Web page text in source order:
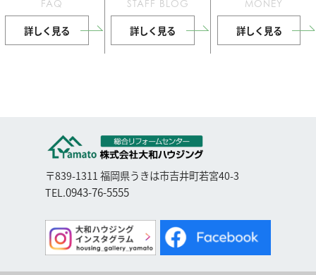
FAQ
詳しく見る
STAFF BLOG
詳しく見る
MONEY
詳しく見る
〒839-1311 福岡県うきは市吉井町若宮40-3
TEL.0943-76-5555